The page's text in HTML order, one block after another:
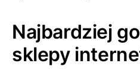
Najbardziej
sklepy